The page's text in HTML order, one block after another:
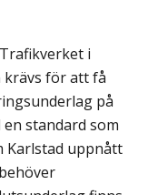
i
krävs för att få
på
standard som
Karlstad uppnått